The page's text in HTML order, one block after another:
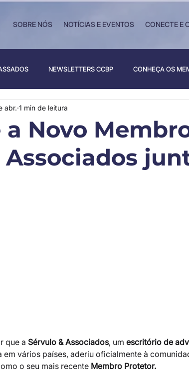
SOBRE NÓS NOTÍCIAS E EVENTOS CONECTE E
NEWSLETTERS CCBP CONHEÇA OS
Novo
abr. 1 min de leitura
que a Sérvulo & Associados, um escritório de
em vários países, aderiu oficialmente à
o seu mais recente Membro Protetor.